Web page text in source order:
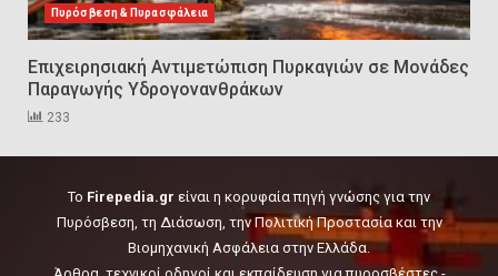
7
8
Technical Leadership in Safety:
Why Emergency Response and
Πυρόσβεση & Πυρασφάλεια
Επιχειρησιακή Αντιμετώπιση Πυρκαγιών σε Μονάδες
Παραγωγής Υδρογονανθράκων
233
To Firepedia.gr είναι η κορυφαία πηγή γνώσης για την
Πυρόσβεση, τη Διάσωση, την Πολιτική Προστασία και την
Βιομηχανική Ασφάλεια στην Ελλάδα.